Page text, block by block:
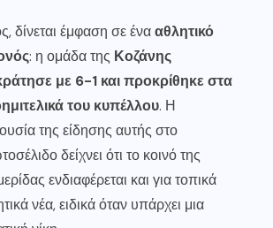
δίνεται έμφαση σε ένααθλητικό
: η ομάδα της Κοζάνης
με 6-1 και προκρίθηκε στα
του κυπέλλου. Η
της είδησης αυτής στο
δείχνει ότι το κοινό της
ενδιαφέρεται και για τοπικά
νέα, ειδικά όταν υπάρχει μια